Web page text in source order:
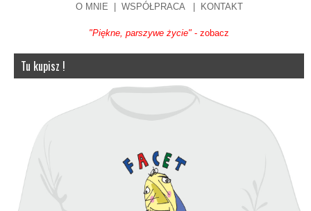
O MNIE | WSPÓŁPRACA| KONTAKT
"Piękne, parszywe życie" - zobacz
Tu kupisz !